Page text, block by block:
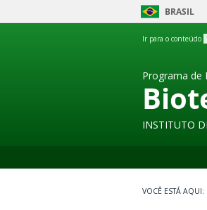
BRASIL
Ir para o conteúdo
Programa de
INSTITUTO